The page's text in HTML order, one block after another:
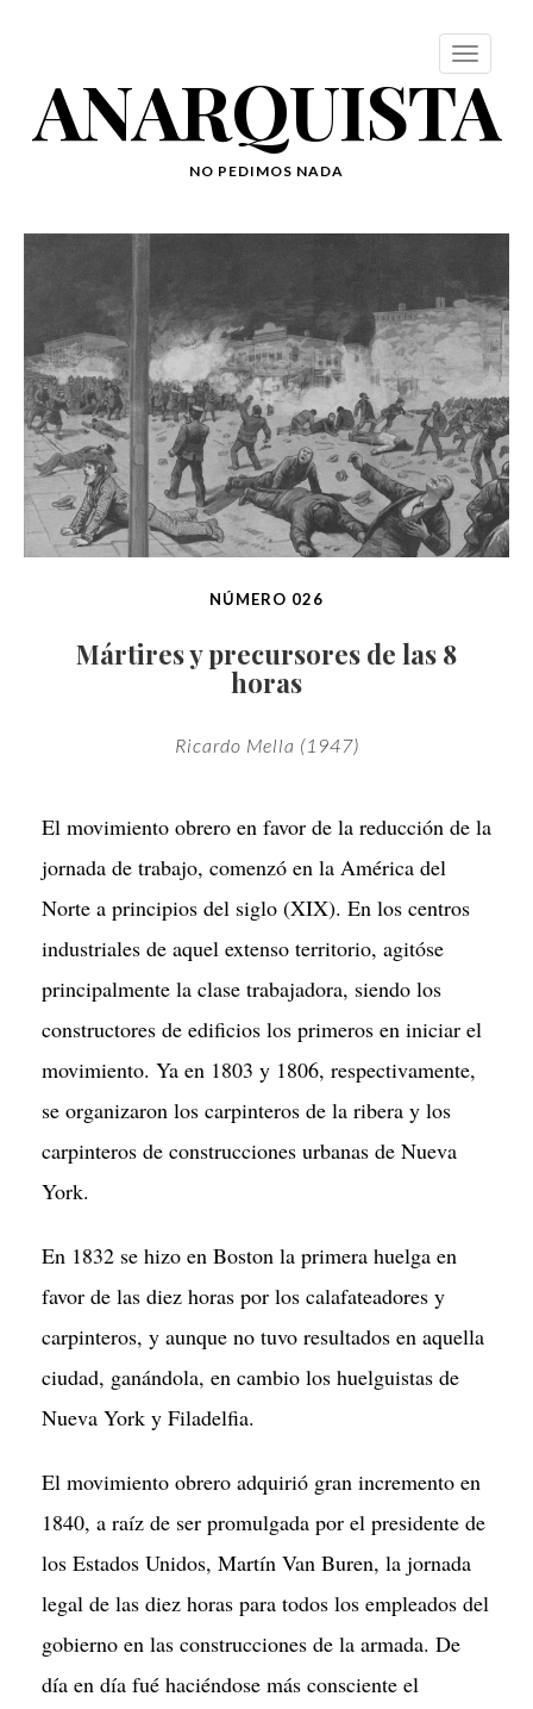
ANARQUISTA
NO PEDIMOS NADA
NÚMERO 026
Mártires y precursores de las 8
horas
Ricardo Mella (1947)
El movimiento obrero en favor de la reducción de la
jornada de trabajo, comenzó en la América del
Norte a principios del siglo (XIX). En los centros
industriales de aquel extenso territorio, agitóse
principalmente la clase trabajadora, siendo los
constructores de edificios los primeros en iniciar el
movimiento. Ya en 1803 y 1806, respectivamente,
se organizaron los carpinteros de la ribera y los
carpinteros de construcciones urbanas de Nueva
York.
En 1832 se hizo en Boston la primera huelga en
favor de las diez horas por los calafateadores y
carpinteros, y aunque no tuvo resultados en aquella
ciudad, ganándola, en cambio los huelguistas de
Nueva York y Filadelfia.
El movimiento obrero adquirió gran incremento en
1840, a raíz de ser promulgada por el presidente de
los Estados Unidos, Martín Van Buren, la jornada
legal de las diez horas para todos los empleados del
gobierno en las construcciones de la armada. De
día en día fué haciéndose más consciente el